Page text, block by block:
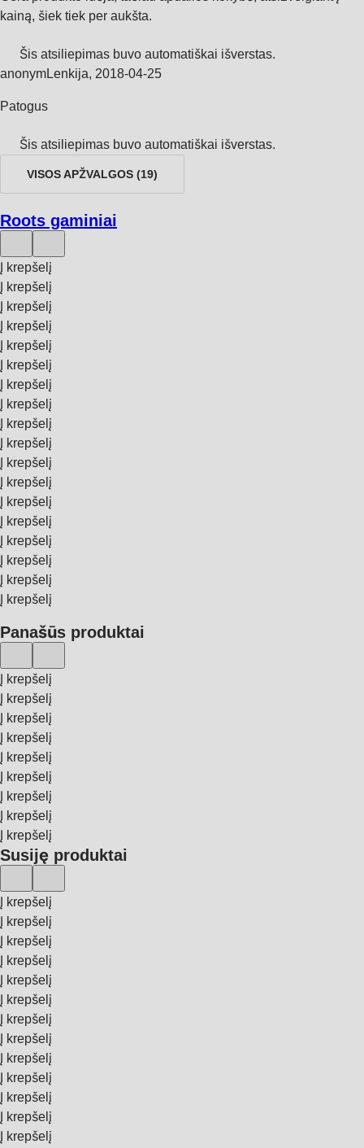
kainą, šiek tiek per aukšta.
Šis atsiliepimas buvo automatiškai išverstas.
anonymLenkija, 2018‑04‑25
Patogus
Šis atsiliepimas buvo automatiškai išverstas.
VISOS APŽVALGOS (19)
Roots gaminiai
Į krepšelį
Į krepšelį
Į krepšelį
Į krepšelį
Į krepšelį
Į krepšelį
Į krepšelį
Į krepšelį
Į krepšelį
Į krepšelį
Į krepšelį
Į krepšelį
Į krepšelį
Į krepšelį
Į krepšelį
Į krepšelį
Į krepšelį
Į krepšelį
Panašūs produktai
Į krepšelį
Į krepšelį
Į krepšelį
Į krepšelį
Į krepšelį
Į krepšelį
Į krepšelį
Į krepšelį
Į krepšelį
Susiję produktai
Į krepšelį
Į krepšelį
Į krepšelį
Į krepšelį
Į krepšelį
Į krepšelį
Į krepšelį
Į krepšelį
Į krepšelį
Į krepšelį
Į krepšelį
Į krepšelį
Į krepšelį